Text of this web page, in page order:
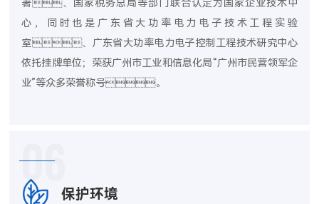
署、国家税务总局等部门联合认定为国家企业技术中
心，同时也是广东省大功率电力电子技术工程实验
室、广东省大功率电力电子控制工程技术研究中心
依托挂牌单位；荣获广州市工业和信息化局“广州市民营领军企
业”等众多荣誉称号。
06
保护环境